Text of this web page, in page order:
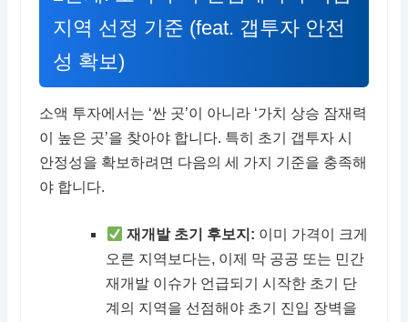
지역 선정 기준 (feat. 갭투자 안전
성 확보)
소액 투자에서는 ‘싼 곳’이 아니라 ‘가치 상승 잠재력
이 높은 곳’을 찾아야 합니다. 특히 초기 갭투자 시
안정성을 확보하려면 다음의 세 가지 기준을 충족해
야 합니다.
재개발 초기 후보지: 이미 가격이 크게
오른 지역보다는, 이제 막 공공 또는 민간
재개발 이슈가 언급되기 시작한 초기 단
계의 지역을 선점해야 초기 진입 장벽을